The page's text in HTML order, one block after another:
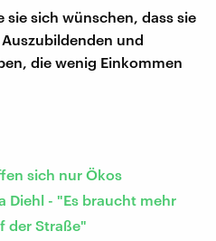
sich wünschen, dass sie
und
die wenig Einkommen
sich nur Ökos
Diehl - "Es braucht mehr
der Straße"